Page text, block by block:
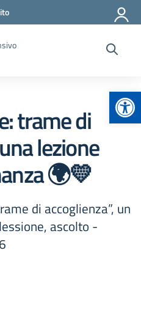
trame di
lezione
🌍💛
di accoglienza”, un
ascolto -